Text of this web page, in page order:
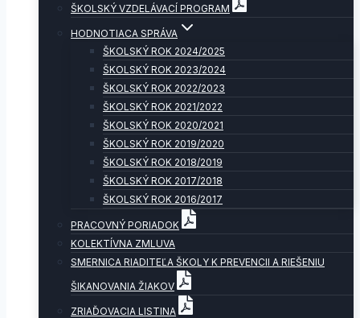
ŠKOLSKÝ VZDELÁVACÍ PROGRAM
HODNOTIACA SPRÁVA
ŠKOLSKÝ ROK 2024/2025
ŠKOLSKÝ ROK 2023/2024
ŠKOLSKÝ ROK 2022/2023
ŠKOLSKÝ ROK 2021/2022
ŠKOLSKÝ ROK 2020/2021
ŠKOLSKÝ ROK 2019/2020
ŠKOLSKÝ ROK 2018/2019
ŠKOLSKÝ ROK 2017/2018
ŠKOLSKÝ ROK 2016/2017
PRACOVNÝ PORIADOK
KOLEKTÍVNA ZMLUVA
SMERNICA RIADITEĽA ŠKOLY K PREVENCII A RIEŠENIU
ŠIKANOVANIA ŽIAKOV
ZRIAĎOVACIA LISTINA